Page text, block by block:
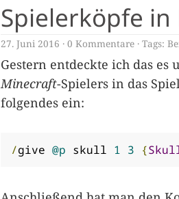
Spielerköpfe
27. Juni 2016 0 Kommentare Tags:
Gestern entdeckte ich das es
Minecraft-Spielers in das
folgendes ein:
/give @p skull 1 3 {